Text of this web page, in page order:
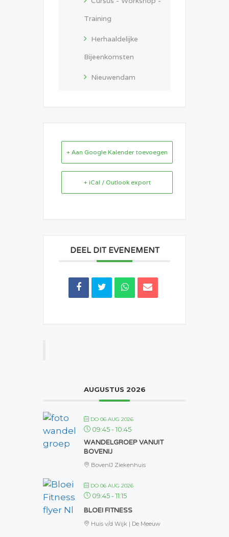
Training
Herhaaldelijke
Bijeenkomsten
Nieuwendam
+ Aan Google Kalender toevoegen
+ iCal / Outlook export
DEEL DIT EVENEMENT
AUGUSTUS 2026
DO 06 AUG 2026
09:45-10:45
WANDELGROEP VANUIT
BOVENIJ
BovenIJ Ziekenhuis
DO 06 AUG 2026
09:45-11:15
BLOEI FITNESS
Huis v/d Wijk | De Meeuw